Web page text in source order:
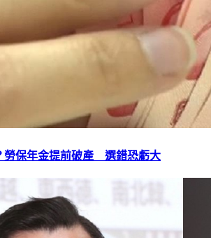
勞保年金提前破產 選錯恐虧大